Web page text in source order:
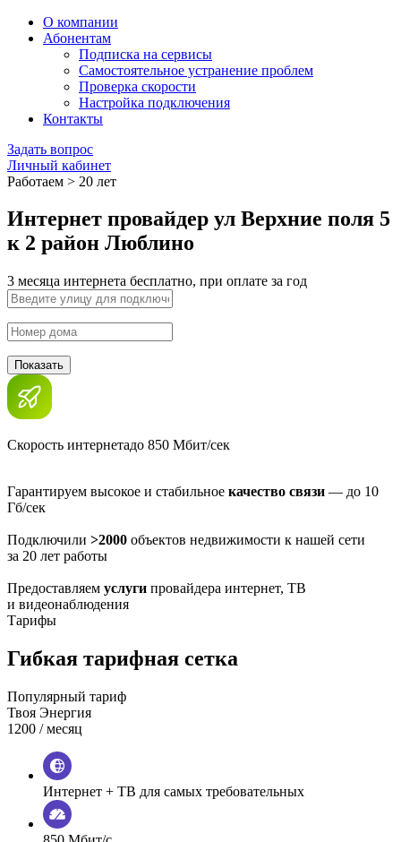
О компании
Абонентам
Подписка на сервисы
Самостоятельное устранение проблем
Проверка скорости
Настройка подключения
Контакты
Задать вопрос
Личный кабинет
Работаем > 20 лет
Интернет провайдер ул Верхние поля 5
к 2 район Люблино
3 месяца интернета бесплатно, при оплате за год
Показать
Скорость интернетадо 850 Мбит/сек
Гарантируем высокое и стабильное качество связи — до 10
Гб/сек
Подключили >2000 объектов недвижимости к нашей сети
за 20 лет работы
Предоставляем услуги провайдера интернет, ТВ
и видеонаблюдения
Тарифы
Гибкая тарифная сетка
Популярный тариф
Твоя Энергия
1200 / месяц
Интернет + ТВ для самых требовательных